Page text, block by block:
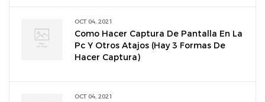
OCT 04, 2021
Como Hacer Captura De Pantalla En La
Pc Y Otros Atajos (hay 3 Formas De
Hacer Captura)
OCT 04, 2021